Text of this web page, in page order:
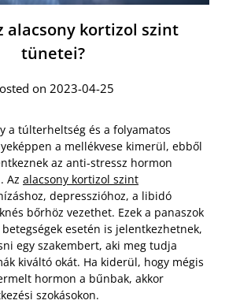
alacsony kortizol szint
tünetei?
on 2023-04-25
a túlterheltség és a folyamatos
a mellékvese kimerül, ebből
az anti-stressz hormon
Az alacsony kortizol szint
depresszióhoz, a libidó
bőrhöz vezethet. Ezek a panaszok
esetén is jelentkezhetnek,
egy szakembert, aki meg tudja
kiváltó okát. Ha kiderül, hogy mégis
hormon a bűnbak, akkor
szokásokon.